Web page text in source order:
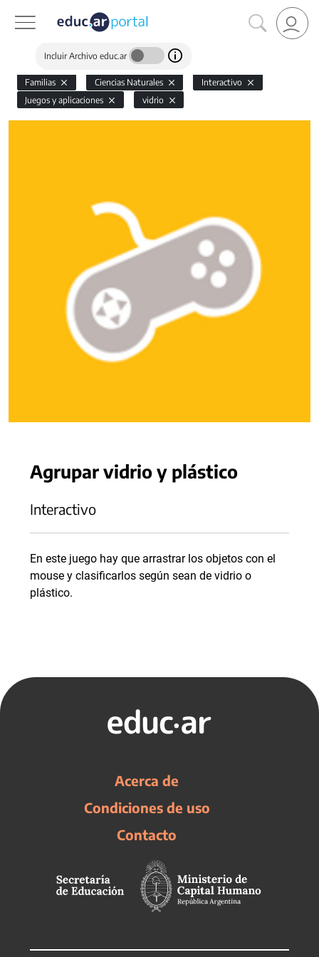
Incluir Archivo educ.ar
Familias Ciencias Naturales
Interactivo
Juegos y aplicaciones
vidrio
Agrupar vidrio y plástico
Interactivo
En este juego hay que arrastrar los objetos con el
mouse y clasificarlos según sean de vidrio o
plástico.
Acerca de
Condiciones de uso
Contacto